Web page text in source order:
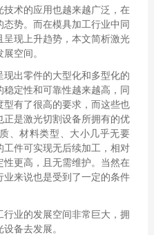
技术的应用也越来越广泛，在
势。而在模具加工行业中同
现上升趋势，本文简析激光
空间。
出零件的大型化和多型化的
定性和可靠性越来越高，同
有了很高的要求，而这些也
是激光切割设备所拥有的优
、材料类型、大小几乎无要
件可实现无后续加工，相对
更高，且无需维护。当然在
来说也是受到了一定的条件
业的发展空间非常巨大，拥
备去发展。